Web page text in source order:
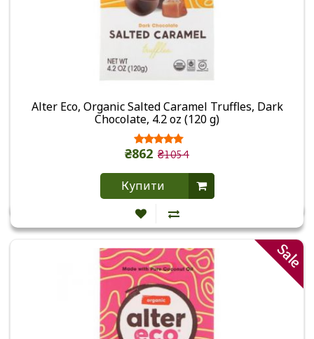
Alter Eco, Organic Salted Caramel Truffles, Dark
Chocolate, 4.2 oz (120 g)
₴862 ₴1054
Купити
Sale